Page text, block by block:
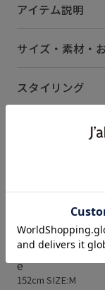
アイテム説明
サイズ・素材・
スタイリング
e
152cm SIZE:M